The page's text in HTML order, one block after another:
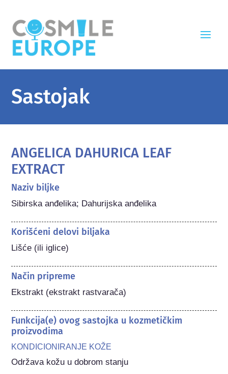
Sastojak
ANGELICA DAHURICA LEAF
EXTRACT
Naziv biljke
Sibirska anđelika; Dahurijska anđelika
Korišćeni delovi biljaka
Lišće (ili iglice)
Način pripreme
Ekstrakt (ekstrakt rastvarača)
Funkcija(e) ovog sastojka u kozmetičkim
proizvodima
KONDICIONIRANJE KOŽE
Održava kožu u dobrom stanju